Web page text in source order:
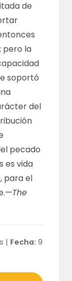
de
pero la
soportó
del
pecado
es vida
para el
The
| Fecha: 9